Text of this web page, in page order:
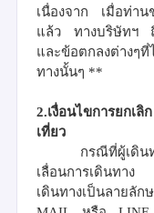
เนื่องจาก เมื่อท่าน
แล้ว ทางบริษัทฯ ถื
และข้อตกลงต่างๆ
ทางนั้นๆ **
2.เงื่อนไขการยกเลิก
เที่ยว
กรณีที่ผู้เดิน
เลื่อนการเดินทาง ผู้
เดินทางเป็นลา